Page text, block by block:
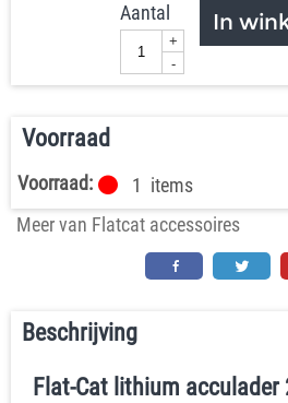
Aantal
+
-
In
Voorraad
Voorraad: 1 items
Meer van Flatcat accessoires
Beschrijving
Flat-Cat lithium acculader